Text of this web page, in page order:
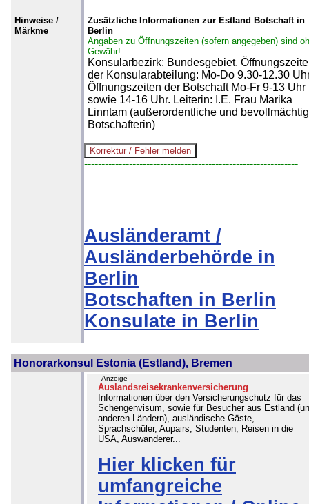
Hinweise /
Märkme
Zusätzliche Informationen zur Estland Botschaft in
Berlin
Angaben zu Öffnungszeiten (sofern angegeben) sind
Gewähr!
Konsularbezirk: Bundesgebiet.
der Konsularabteilung: Mo-Do 9.30-12.30
Öffnungszeiten der Botschaft Mo-Fr 9-13 Uhr
sowie 14-16 Uhr. Leiterin: I.E. Frau Marika
Linntam (außerordentliche und
Botschafterin)
--------------------------------------------------------------
Ausländeramt /
Ausländerbehörde in
Berlin
Botschaften in Berlin
Konsulate in Berlin
Honorarkonsul Estonia (Estland), Bremen
- Anzeige -
Auslandsreisekrankenversicherung
Informationen über den Versicherungschutz für das
Schengenvisum, sowie für Besucher aus Estland
anderen Ländern), ausländische Gäste,
Sprachschüler, Aupairs, Studenten, Reisen in die
USA, Auswanderer...
Hier klicken für
umfangreiche